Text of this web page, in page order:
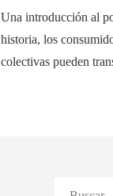
Una introducción al
historia, los
colectivas pueden